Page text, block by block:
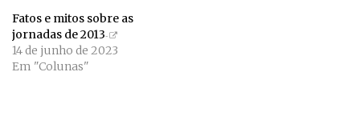
Fatos e mitos sobre as
jornadas de 2013
14 de junho de 2023
Em "Colunas"